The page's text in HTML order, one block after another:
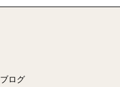
ブログ